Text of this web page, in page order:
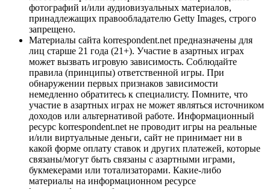
фотографий и/или аудиовизуальных материалов,
принадлежащих правообладателю Getty Images, строго
запрещено.
Материалы сайта korrespondent.net предназначены для
лиц старше 21 года (21+). Участие в азартных играх
может вызвать игровую зависимость. Соблюдайте
правила (принципы) ответственной игры. При
обнаружении первых признаков зависимости
немедленно обратитесь к специалисту. Помните, что
участие в азартных играх не может являться источником
доходов или альтернативой работе. Информационный
ресурс korrespondent.net не проводит игры на реальные
и/или виртуальные деньги, сайт не принимает ни в
какой форме оплату ставок и других платежей, которые
связаны/могут быть связаны с азартными играми,
букмекерами или тотализаторами. Какие-либо
материалы на информационном ресурсе